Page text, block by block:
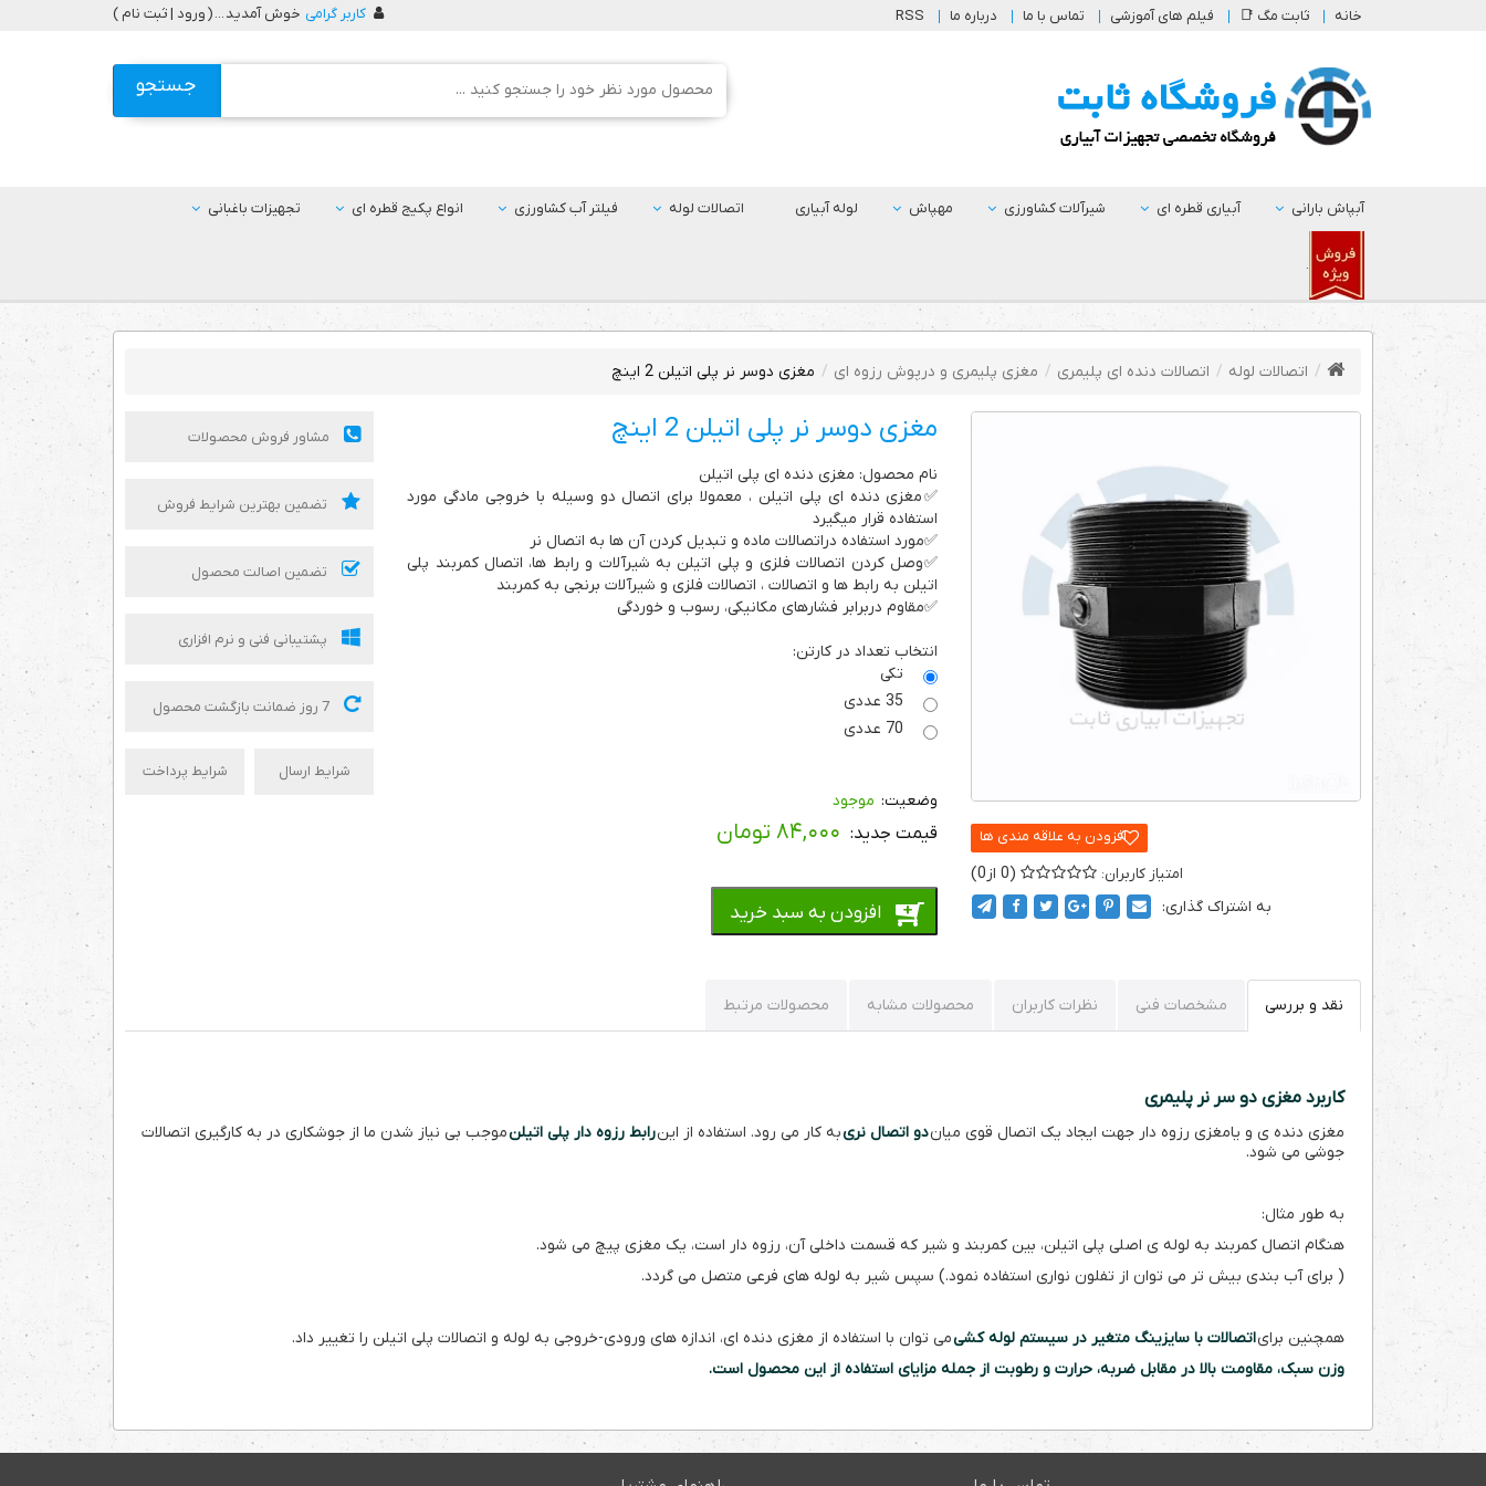
خانه ثابت مگ 📑 فیلم های آموزشی تماس با ما درباره ما RSS کاربر گرامی خوش آمدید ... (ورود | ثبت نام )
جستجو
آبپاش بارانی آبیاری قطره ای شیرآلات کشاورزی مهپاش لوله آبیاری اتصالات لوله فیلتر آب کشاورزی انواع پکیج قطره ای تجهیزات باغبانی
.
اتصالات لوله اتصالات دنده ای پلیمری مغزی پلیمری و درپوش رزوه ای مغزی دوسر نر پلی اتیلن 2 اینچ
0
0
به اشتراک گذاری:
مغزی دوسر نر پلی اتیلن 2 اینچ
نام محصول: مغزی دنده ای پلی اتیلن
✅مغزی دنده ای پلی اتیلن ، معمولا برای اتصال دو وسیله با خروجی مادگی مورد
استفاده قرار میگیرد
✅مورد استفاده دراتصالات ماده و تبدیل کردن آن ها به اتصال نر
✅وصل کردن اتصالات فلزی و پلی اتیلن به شیرآلات و رابط ها، اتصال کمربند پلی
اتیلن به رابط ها و اتصالات ، اتصالات فلزی و شیرآلات برنجی به کمربند
✅مقاوم دربرابر فشارهای مکانیکی، رسوب و خوردگی
انتخاب تعداد در کارتن:
تکی
موجود
۸۴,۰۰۰ تومان
افزودن به سبد خرید
مشاور فروش محصولات
تضمین بهترین شرایط فروش
تضمین اصالت محصول
پشتیبانی فنی و نرم افزاری
شرایط ارسال شرایط پرداخت
نقد و بررسی مشخصات فنی نظرات کاربران محصولات مشابه محصولات مرتبط
کاربرد مغزی دو سر نر پلیمری
مغزی دنده ی و یامغزی رزوه دار جهت ایجاد یک اتصال قوی میاندو اتصال نریبه کار می رود. استفاده از اینرابط رزوه دار پلی اتیلنموجب بی نیاز شدن ما از جوشکاری در به کارگیری اتصالات
جوشی می شود.
به طور مثال:
هنگام اتصال کمربند به لوله ی اصلی پلی اتیلن، بین کمربند و شیر که قسمت داخلی آن، رزوه دار است، یک مغزی پیچ می شود.
( برای آب بندی بیش تر می توان از تفلون نواری استفاده نمود.) سپس شیر به لوله های فرعی متصل می گردد.
همچنین برایاتصالات با سایزینگ متغیر در سیستم لوله کشیمی توان با استفاده از مغزی دنده ای، اندازه های ورودی-خروجی به لوله و اتصالات پلی اتیلن را تغییر داد.
وزن سبک، مقاومت بالا در مقابل ضربه، حرارت و رطوبت از جمله مزایای استفاده از این محصول است.